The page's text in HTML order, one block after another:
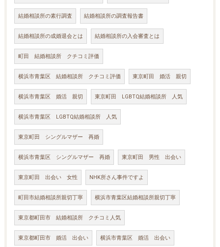
結婚相談所の素行調査 結婚相談所の調査報告書
結婚相談所の成婚退会とは 結婚相談所の入会審査とは
町田 結婚相談所 クチコミ評価
横浜市青葉区 結婚相談所 クチコミ評価 東京町田 婚活 親切
横浜市青葉区 婚活 親切 東京町田 LGBTQ結婚相談所 人気
横浜市青葉区 LGBTQ結婚相談所 人気
東京町田 シングルマザー 再婚
横浜市青葉区 シングルマザー 再婚 東京町田 男性 出会い
東京町田 出会い 女性 NHK所さん事件ですよ
町田市結婚相談所親切丁寧 横浜市青葉区結婚相談所親切丁寧
東京都町田市 結婚相談所 クチコミ人気
東京都町田市 婚活 出会い 横浜市青葉区 婚活 出会い